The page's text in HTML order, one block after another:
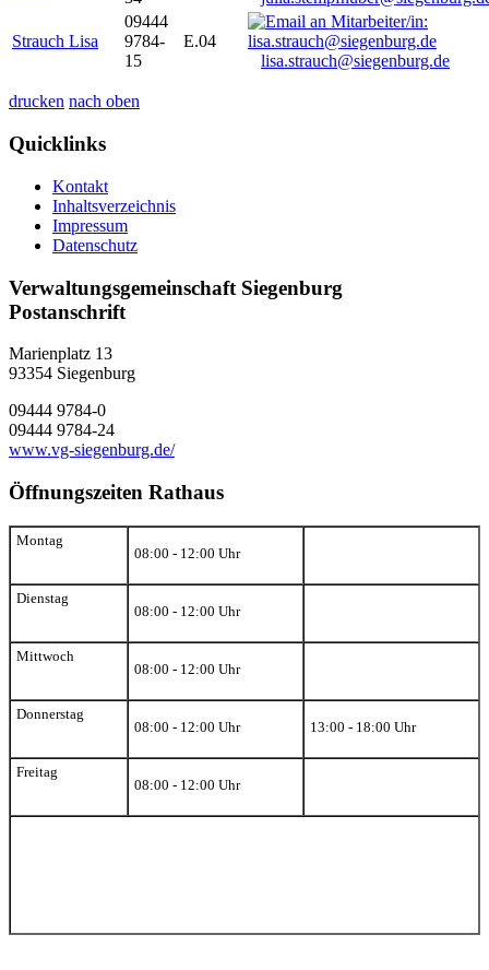
Strauch Lisa
09444
9784-
15
E.04
lisa.strauch@siegenburg.de
drucken nach oben
Quicklinks
Kontakt
Inhaltsverzeichnis
Impressum
Datenschutz
Verwaltungsgemeinschaft Siegenburg
Postanschrift
Marienplatz 13
93354 Siegenburg
09444 9784-0
09444 9784-24
www.vg-siegenburg.de/
Öffnungszeiten Rathaus
Montag
08:00 - 12:00 Uhr
Dienstag
08:00 - 12:00 Uhr
Mittwoch
08:00 - 12:00 Uhr
Donnerstag
08:00 - 12:00 Uhr
13:00 - 18:00 Uhr
Freitag
08:00 - 12:00 Uhr